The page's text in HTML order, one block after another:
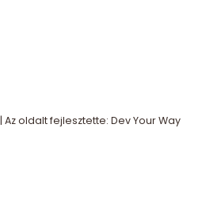
| Az oldalt fejlesztette: Dev Your Way